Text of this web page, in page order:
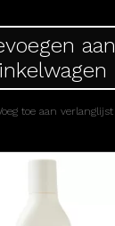
aan
toe aan verlanglijst